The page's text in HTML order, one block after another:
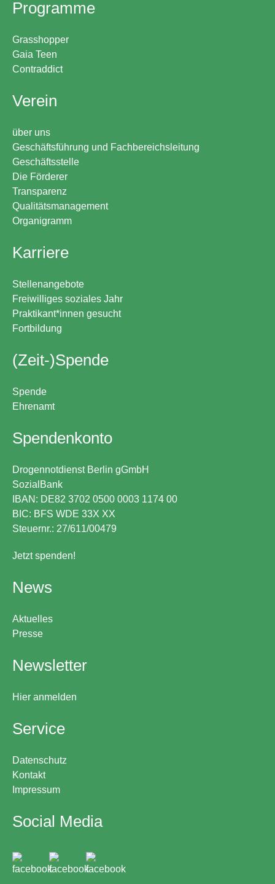
Programme
Grasshopper
Gaia Teen
Contraddict
Verein
über uns
Geschäftsführung und Fachbereichsleitung
Geschäftsstelle
Die Förderer
Transparenz
Qualitätsmanagement
Organigramm
Karriere
Stellenangebote
Freiwilliges soziales Jahr
Praktikant*innen gesucht
Fortbildung
(Zeit-)Spende
Spende
Ehrenamt
Spendenkonto
Drogennotdienst Berlin gGmbH
SozialBank
IBAN: DE82 3702 0500 0003 1174 00
BIC: BFS WDE 33X XX
Steuernr.: 27/611/00479
Jetzt spenden!
News
Aktuelles
Presse
Newsletter
Hier anmelden
Service
Datenschutz
Kontakt
Impressum
Social Media